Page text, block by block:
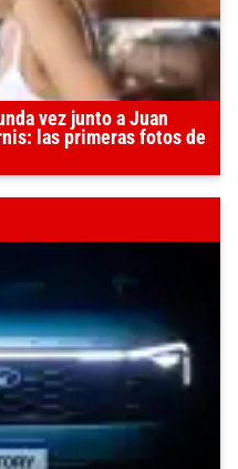
vez junto a Juan
las primeras fotos de